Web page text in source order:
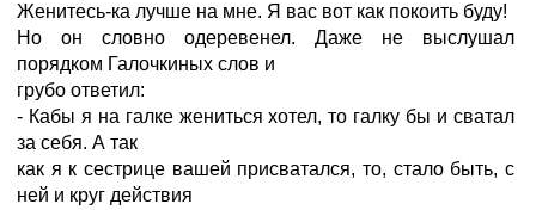
Женитесь-ка лучше на мне. Я вас вот как покоить буду!
Но он словно одеревенел. Даже не выслушал
порядком Галочкиных слов и
грубо ответил:
- Кабы я на галке жениться хотел, то галку бы и сватал
за себя. А так
как я к сестрице вашей присватался, то, стало быть, с
ней и круг действия